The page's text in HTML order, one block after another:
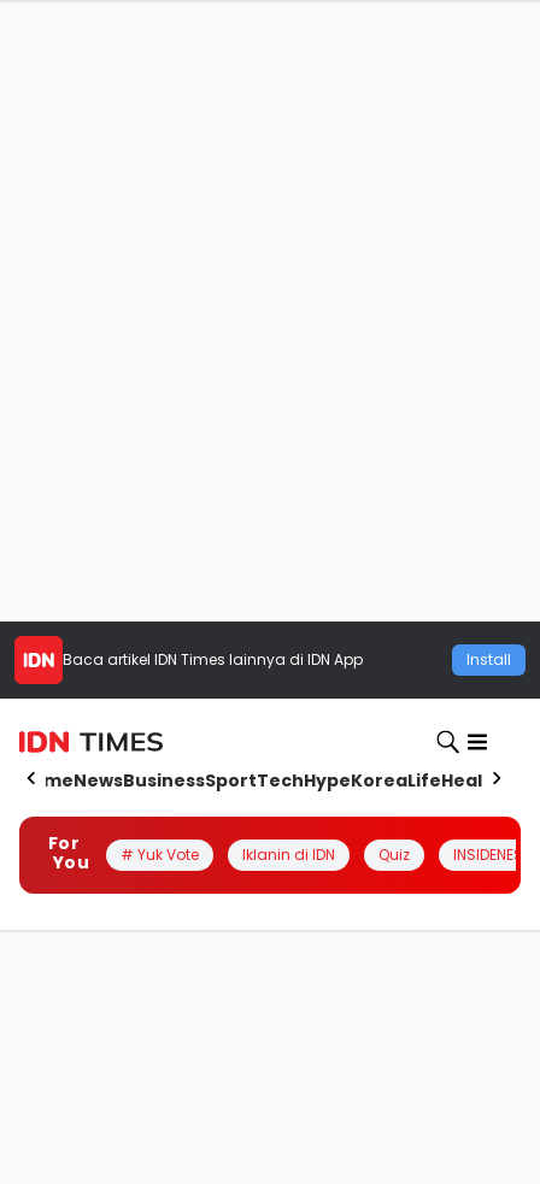
Baca artikel IDN Times lainnya di IDN App Install
HomeNewsBusinessSportTechHypeKoreaLifeHealth
For
You
# Yuk Vote Iklanin di IDN Quiz INSIDENESIA